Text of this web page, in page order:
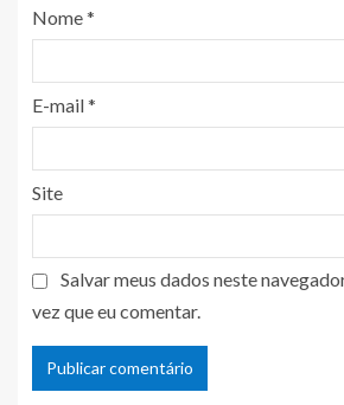
Nome*
E-mail*
Site
Salvar meus dados neste
vez que eu comentar.